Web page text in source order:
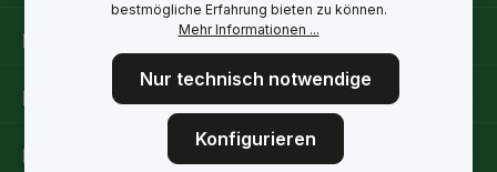
Rechtliche Hinweise
Informationen
Folge uns
bestmögliche Erfahrung bieten zu können.
Mehr Informationen ...
Nur technisch notwendige
Konfigurieren